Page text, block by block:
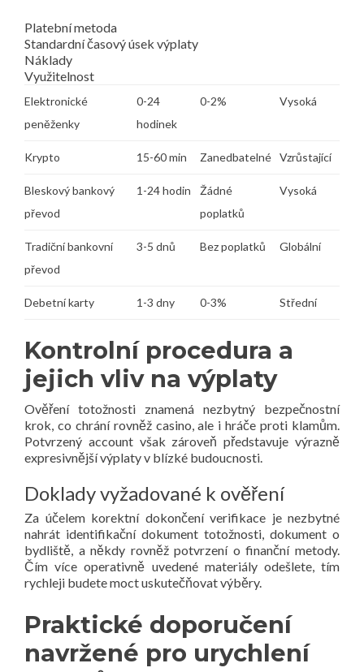
Platební metoda
Standardní časový úsek výplaty
Náklady
Využitelnost
Elektronické
peněženky
0-24
hodinek
0-2% Vysoká
Krypto 15-60 min Zanedbatelné Vzrůstající
Bleskový bankový
převod
1-24 hodin
Žádné
poplatků
Vysoká
Tradiční bankovní
převod
3-5 dnů Bez poplatků Globální
Debetní karty 1-3 dny 0-3% Střední
Kontrolní procedura a
jejich vliv na výplaty
Ověření totožnosti znamená nezbytný bezpečnostní
krok, co chrání rovněž casino, ale i hráče proti klamům.
Potvrzený account však zároveň představuje výrazně
expresivnější výplaty v blízké budoucnosti.
Doklady vyžadované k ověření
Za účelem korektní dokončení verifikace je nezbytné
nahrát identifikační dokument totožnosti, dokument o
bydliště, a někdy rovněž potvrzení o finanční metody.
Čím více operativně uvedené materiály odešlete, tím
rychleji budete moct uskutečňovat výběry.
Praktické doporučení
navržené pro urychlení